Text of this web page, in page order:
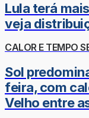
Lula terá
veja
CALOR E TEMPO
Sol
feira, com
Velho entre